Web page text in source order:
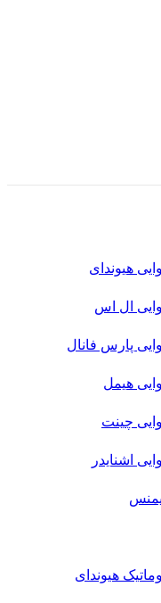
هیوندای
ال اس
پارس فانال
هیمل
چینت
اشنایدر
هیوندای